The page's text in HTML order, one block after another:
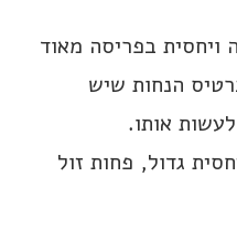
ויחסית בפריסה מאוד
הנחות שיש
גדול, פחות זול